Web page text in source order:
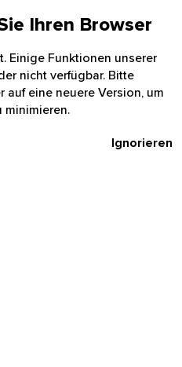
Ihren Browser
Einige Funktionen unserer
nicht verfügbar. Bitte
auf eine neuere Version, um
minimieren.
Ignorieren